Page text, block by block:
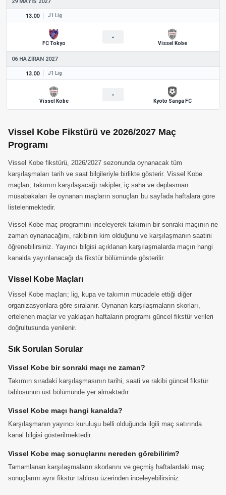
13.00 J1 Lig
FC Tokyo
-
Vissel Kobe
06 HAZIRAN 2027
13.00 J1 Lig
Vissel Kobe
-
Kyoto Sanga FC
Vissel Kobe Fikstürü ve 2026/2027 Maç
Programı
Vissel Kobe fikstürü, 2026/2027 sezonunda oynanacak tüm
karşılaşmaları tarih ve saat bilgileriyle birlikte gösterir. Vissel Kobe
maçları, takımın karşılaşacağı rakipler, iç saha ve deplasman
müsabakaları ile oynanan maçların sonuçları bu sayfada haftalara göre
listelenmektedir.
Vissel Kobe maç programını inceleyerek takımın bir sonraki maçının ne
zaman oynanacağını, rakibinin kim olduğunu ve karşılaşmanın saatini
öğrenebilirsiniz. Yayıncı bilgisi açıklanan karşılaşmalarda maçın hangi
kanalda yayınlanacağı da fikstür bölümünde gösterilir.
Vissel Kobe Maçları
Vissel Kobe maçları; lig, kupa ve takımın mücadele ettiği diğer
organizasyonlara göre sıralanır. Oynanan karşılaşmaların skorları,
ertelenen maçlar ve yaklaşan haftaların programı güncel fikstür verileri
doğrultusunda yenilenir.
Sık Sorulan Sorular
Vissel Kobe bir sonraki maçı ne zaman?
Takımın sıradaki karşılaşmasının tarihi, saati ve rakibi güncel fikstür
tablosunun üst bölümünde yer almaktadır.
Vissel Kobe maçı hangi kanalda?
Karşılaşmanın yayıncı kuruluşu belli olduğunda ilgili maç satırında
kanal bilgisi gösterilmektedir.
Vissel Kobe maç sonuçlarını nereden görebilirim?
Tamamlanan karşılaşmaların skorlarını ve geçmiş haftalardaki maç
sonuçlarını aynı fikstür tablosu üzerinden inceleyebilirsiniz.